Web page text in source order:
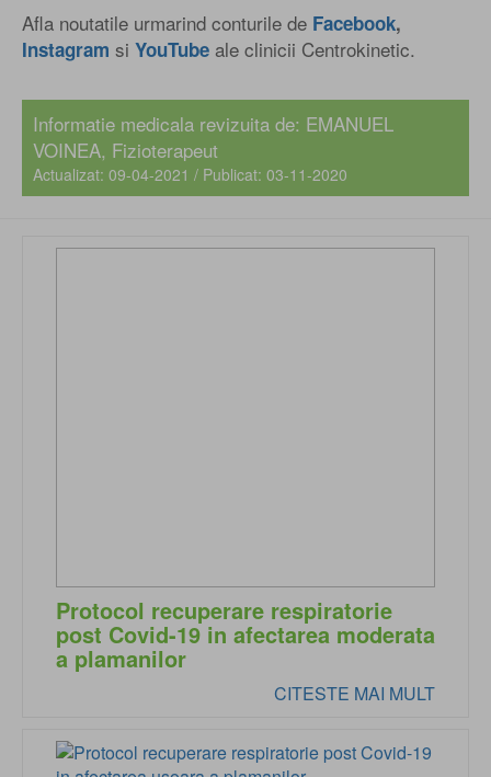
Afla noutatile urmarind conturile de Facebook,
Instagram si YouTube ale clinicii Centrokinetic.
Informatie medicala revizuita de: EMANUEL
VOINEA, Fizioterapeut
Actualizat: 09-04-2021 / Publicat: 03-11-2020
Protocol recuperare respiratorie
post Covid-19 in afectarea moderata
a plamanilor
CITESTE MAI MULT